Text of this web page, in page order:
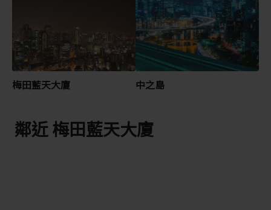
梅田藍天大廈 中之島
鄰近 梅田藍天大廈